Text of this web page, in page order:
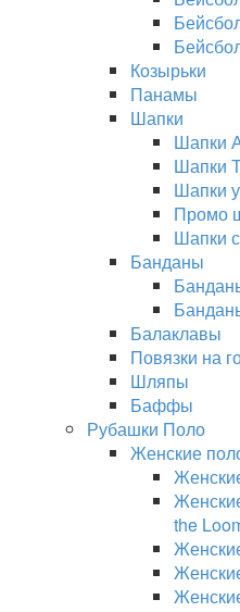
Козырьки
Панамы
Шапки
Шапки
Шапки
Шапки
Промо
Шапки
Банданы
Балаклавы
Повязки на
Шляпы
Баффы
Рубашки Поло
Женские
the